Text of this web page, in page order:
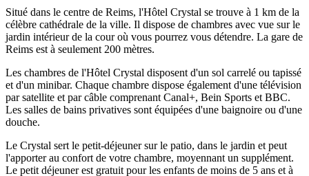
Situé dans le centre de Reims, l'Hôtel Crystal se trouve à 1 km de la
célèbre cathédrale de la ville. Il dispose de chambres avec vue sur le
jardin intérieur de la cour où vous pourrez vous détendre. La gare de
Reims est à seulement 200 mètres.
Les chambres de l'Hôtel Crystal disposent d'un sol carrelé ou tapissé
et d'un minibar. Chaque chambre dispose également d'une télévision
par satellite et par câble comprenant Canal+, Bein Sports et BBC.
Les salles de bains privatives sont équipées d'une baignoire ou d'une
douche.
Le Crystal sert le petit-déjeuner sur le patio, dans le jardin et peut
l'apporter au confort de votre chambre, moyennant un supplément.
Le petit déjeuner est gratuit pour les enfants de moins de 5 ans et à